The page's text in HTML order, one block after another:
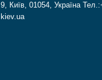
Київ, 01054, Україна